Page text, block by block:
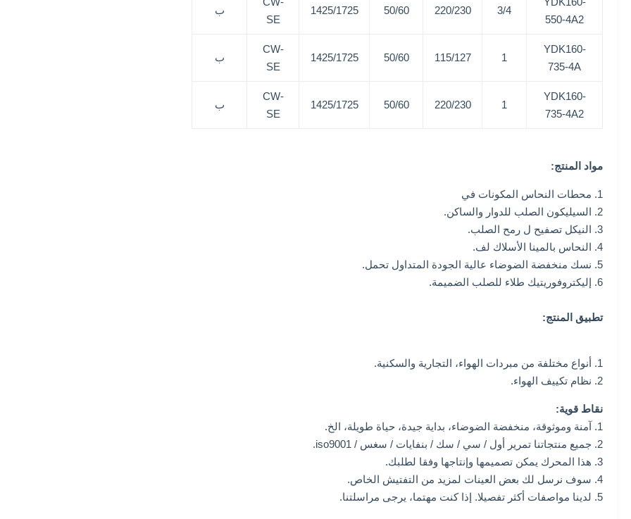
550-4A2
3/4
220/230
50/60
1425/1725
SE
ب
YDK160-
735-4A
1
115/127
50/60
1425/1725
CW-
SE
ب
YDK160-
735-4A2
1
220/230
50/60
1425/1725
CW-
SE
ب
مواد المنتج:
1. محطات النحاس المكونات في
2. السيليكون الصلب للدوار والساكن.
3. النيكل تصفيح ل رمح الصلب.
4. النحاس بالمينا الأسلاك لف.
5. نسك منخفضة الضوضاء عالية الجودة المتداول تحمل.
6. إليكتروفوريتيك طلاء للصلب الضميمة.
تطبيق المنتج:
1. أنواع مختلفة من مبردات الهواء،
التجارية والسكنية.
2. نظام تكييف الهواء.
نقاط قوية:
1. آمنة وموثوقة، منخفضة الضوضاء، بداية جيدة، حياة طويلة، الخ.
2. جميع منتجاتنا تمرير أول / سي / سك / بنفايات / سغس / iso9001.
3. هذا المحرك يمكن تصميمها وإنتاجها وفقا لطلبك.
4. سوف نرسل لك بعض العينات لمزيد من التفتيش الخاص.
5. لدينا مواصفات أكثر تفصيلا. إذا كنت مهتما، يرجى مراسلتنا.